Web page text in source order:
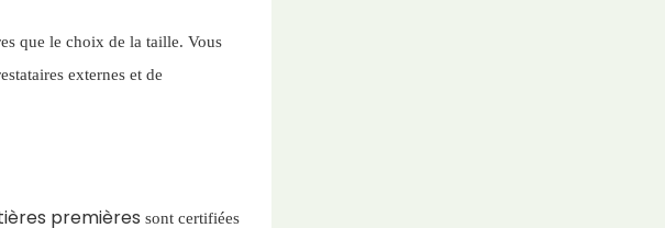
que le choix de la taille. Vous
externes et de
premières sont certifiées